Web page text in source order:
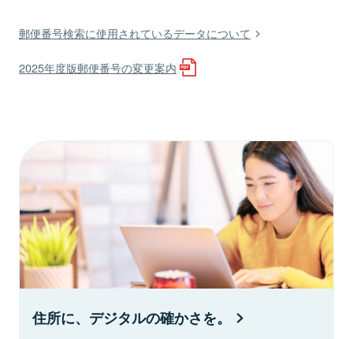
郵便番号検索に使用されているデータについて
2025年度版郵便番号の変更案内
住所に、デジタルの確かさを。